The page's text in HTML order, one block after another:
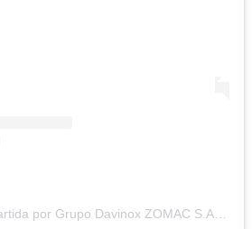
Una publicación compartida por Grupo Davinox ZOMAC S.A.S (@grupodavinox)